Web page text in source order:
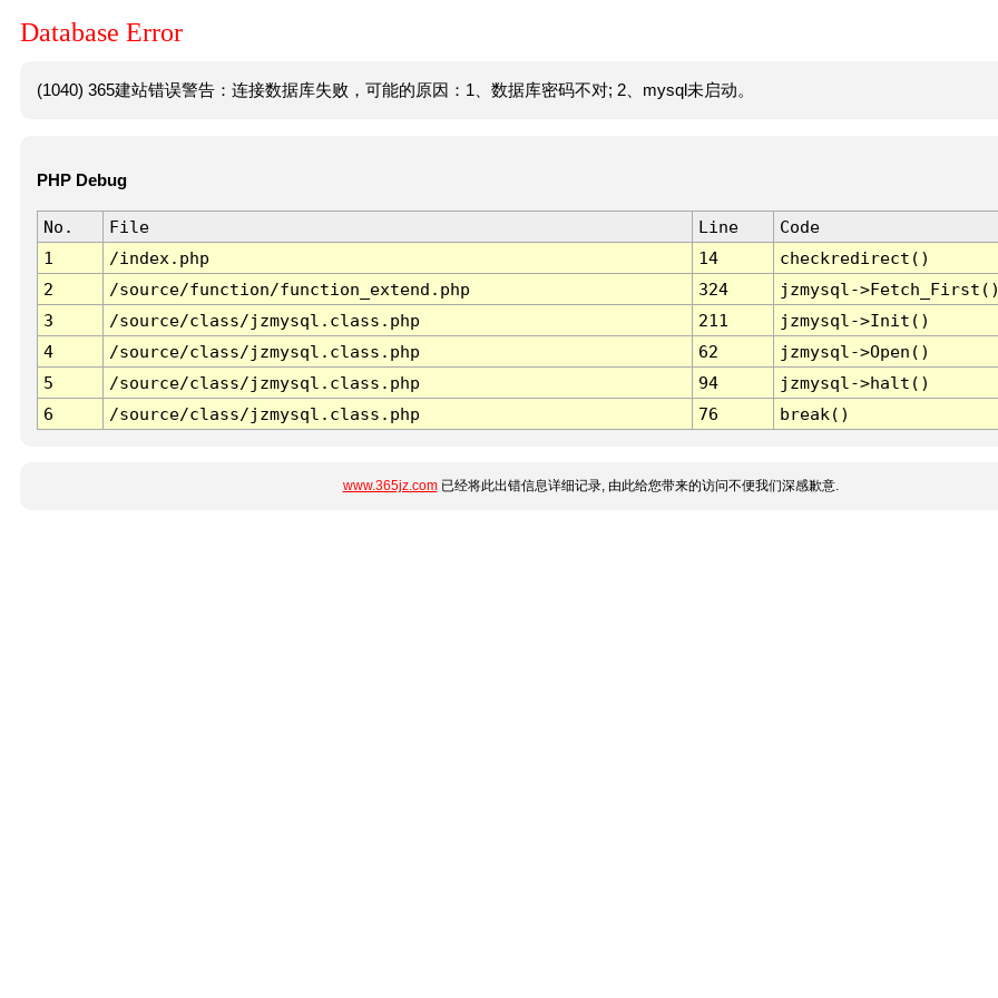
Database Error
(1040) 365建站错误警告：连接数据库失败，可能的原因：1、数据库密码不对; 2、mysql未启动。
PHP Debug
No. File Line
Code
1
/index.php 14
checkredirect()
2
/source/function/function_extend.php 324
jzmysql-
3
/source/class/jzmysql.class.php 211
jzmysql->Init()
4
/source/class/jzmysql.class.php 62
jzmysql->Open()
5
/source/class/jzmysql.class.php 94
jzmysql->halt()
6
/source/class/jzmysql.class.php 76 break()
www.365jz.com已经将此出错信息详细记录, 由此给您带来的访问不便我们深感歉意.